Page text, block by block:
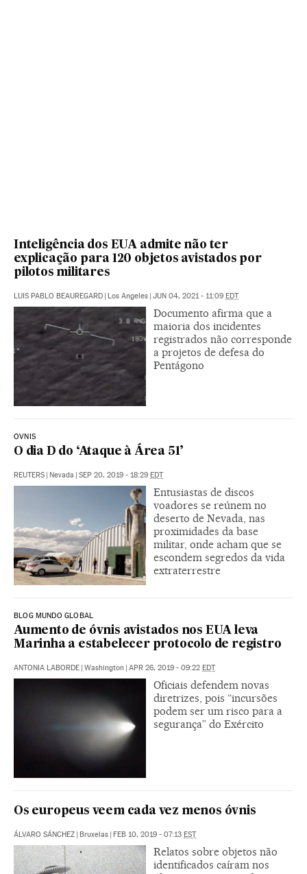
Inteligência dos EUA admite não ter
explicação para 120 objetos avistados por
pilotos militares
LUIS PABLO BEAUREGARD Los Angeles JUN 04, 2021 - 11:09 EDT
Documento afirma que a
maioria dos incidentes
registrados não corresponde
a projetos de defesa do
Pentágono
OVNIS
O dia D do ‘Ataque à Área 51’
REUTERS Nevada SEP 20, 2019 - 18:29 EDT
Entusiastas de discos
voadores se reúnem no
deserto de Nevada, nas
proximidades da base
militar, onde acham que se
escondem segredos da vida
extraterrestre
BLOG MUNDO GLOBAL
Aumento de óvnis avistados nos EUA leva
Marinha a estabelecer protocolo de registro
ANTONIA LABORDE Washington APR 26, 2019 - 09:22 EDT
Oficiais defendem novas
diretrizes, pois “incursões
podem ser um risco para a
segurança” do Exército
Os europeus veem cada vez menos óvnis
ÁLVARO SÁNCHEZ | Bruxelas | FEB 10, 2019 - 07:13 EST
Relatos sobre objetos não
identificados caíram nos